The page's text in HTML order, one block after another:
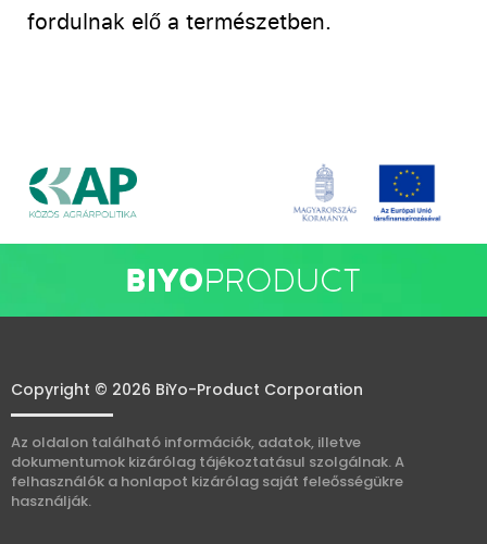
fordulnak elő a természetben.
Copyright © 2026 BiYo-Product Corporation
Az oldalon található információk, adatok, illetve
dokumentumok kizárólag tájékoztatásul szolgálnak. A
felhasználók a honlapot kizárólag saját feleősségükre
használják.